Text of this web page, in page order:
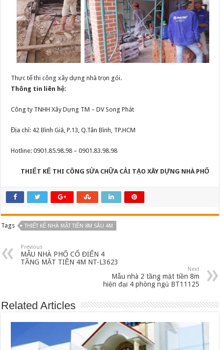
Thực tế thi công xây dựng nhà trọn gói.
Thông tin liên hệ:
Công ty TNHH Xây Dựng TM – DV Song Phát
Địa chỉ: 42 Bình Giã, P.13, Q.Tân Bình, TP.HCM
Hotline: 0901.85.98.98 – 0901.83.98.98
THIẾT KẾ THI CÔNG SỬA CHỮA CẢI TẠO XÂY DỰNG NHÀ PHỐ
Tags THIẾT KẾ NHÀ MẶT TIỀN 8M SÂU 4M
Previous
MẪU NHÀ PHỐ CỔ ĐIỂN 4
TẦNG MẶT TIỀN 4M NT-L3623
Next
Mẫu nhà 2 tầng mặt tiền 8m
hiện đại 4 phòng ngủ BT11125
Related Articles